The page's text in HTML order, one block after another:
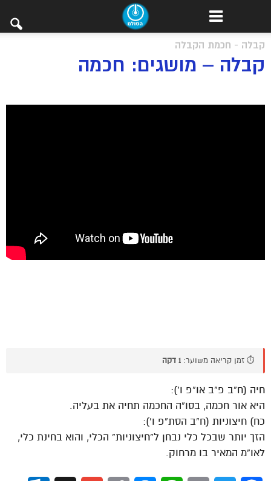
קבלה - חכמת הקבלה
קבלה – מושגים: חכמה
⏱️ זמן קריאה משוער: 1 דקה
חיה (ח”ב פ”ב או”פ ו’):
היא אור חכמה, בסו”ה החכמה תחיה את בעליה.
כח) חיצוניות (ח”ב הסת”פ ו’):
הזך יותר שבכל כלי נבחן ל”חיצוניות” הכלי, והוא בחינת כלי,
לאו”מ המאיר בו מרחוק.